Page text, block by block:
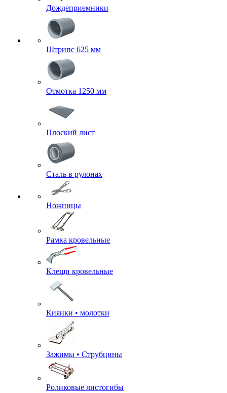
Дождеприемники
Штрипс 625 мм
Отмотка 1250 мм
Плоский лист
Сталь в рулонах
Ножницы
Рамка кровельные
Клещи кровельные
Киянки • молотки
Зажимы • Струбцины
Роликовые листогибы